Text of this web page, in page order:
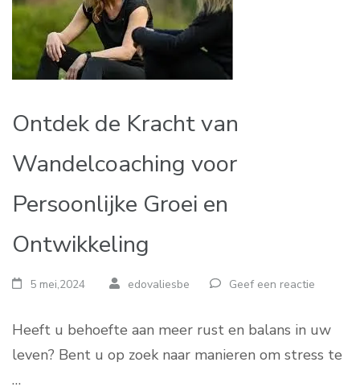
Ontdek de Kracht van
Wandelcoaching voor
Persoonlijke Groei en
Ontwikkeling
5 mei,2024 edovaliesbe Geef een reactie
Heeft u behoefte aan meer rust en balans in uw
leven? Bent u op zoek naar manieren om stress te
…